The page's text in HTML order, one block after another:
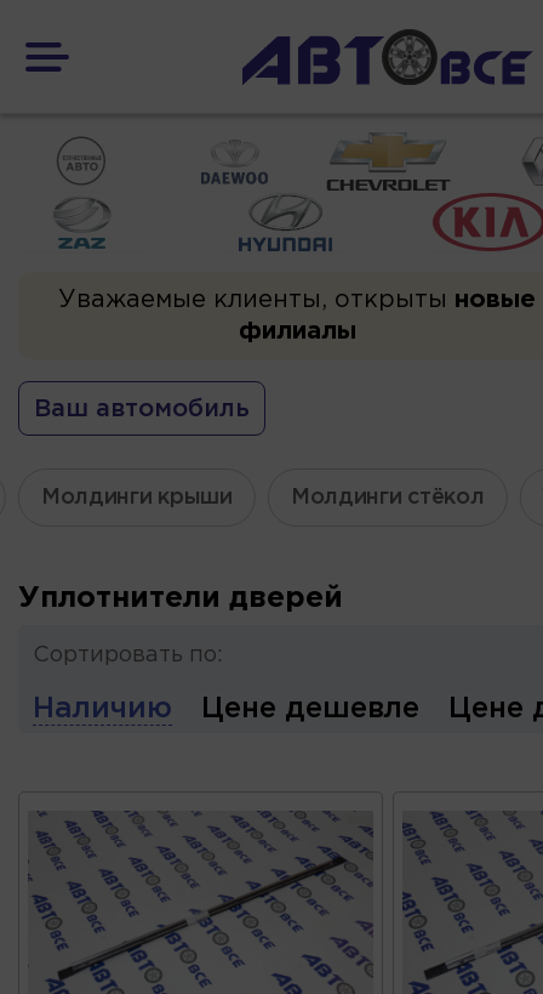
Уважаемые клиенты, открыты новые
филиалы
Ваш автомобиль
Молдинги крыши Молдинги стёкол
Уплотнители дверей
Сортировать по:
Наличию Цене дешевле Цене